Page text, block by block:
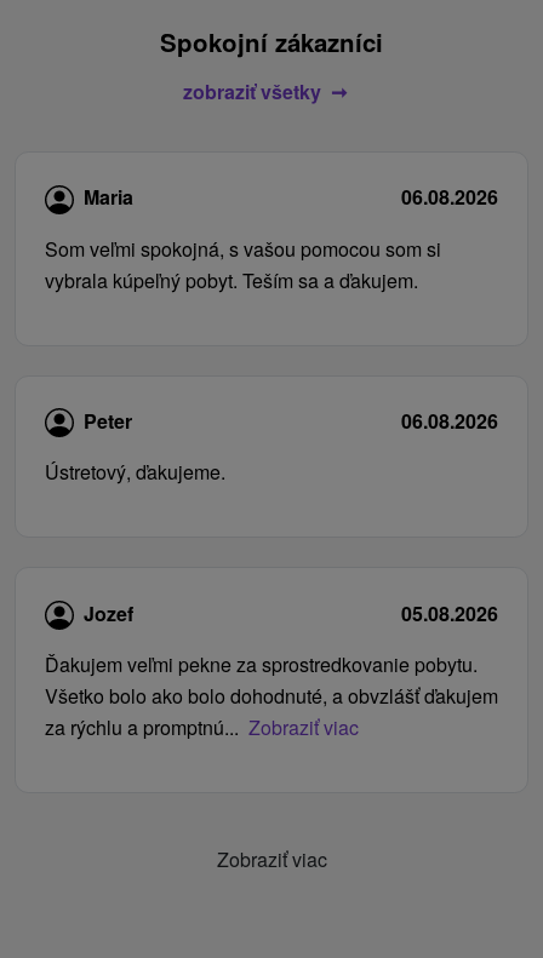
Spokojní zákazníci
zobraziť všetky
Maria
06.08.2026
Som veľmi spokojná, s vašou pomocou som si
vybrala kúpeľný pobyt. Teším sa a ďakujem.
Peter
06.08.2026
Ústretový, ďakujeme.
Jozef
05.08.2026
Ďakujem veľmi pekne za sprostredkovanie pobytu.
Všetko bolo ako bolo dohodnuté, a obvzlášť ďakujem
za rýchlu a promptnú... Zobraziť viac
Zobraziť viac